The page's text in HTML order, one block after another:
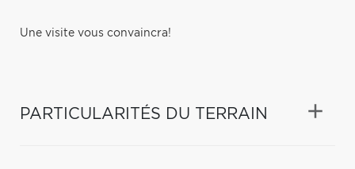
Une visite vous convaincra!
PARTICULARITÉS DU TERRAIN